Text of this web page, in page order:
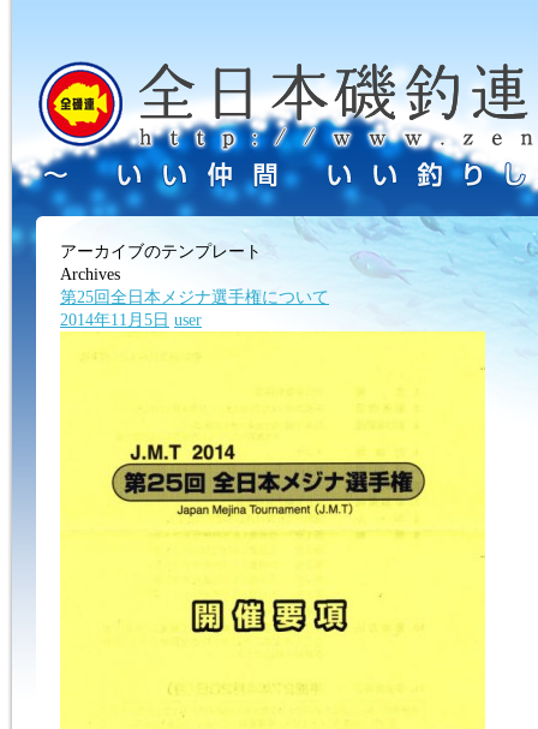
アーカイブのテンプレート
Archives
第25回全日本メジナ選手権について
2014年11月5日 user